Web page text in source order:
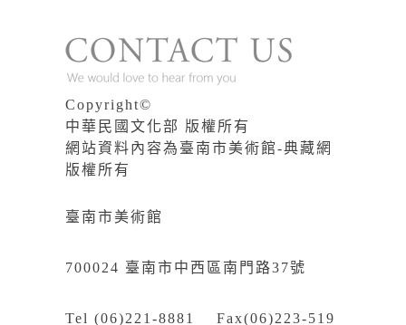
Copyright©
中華民國文化部 版權所有
網站資料內容為臺南市美術館-典藏網
版權所有
臺南市美術館
700024 臺南市中西區南門路37號
Tel (06)221-8881 Fax(06)223-519